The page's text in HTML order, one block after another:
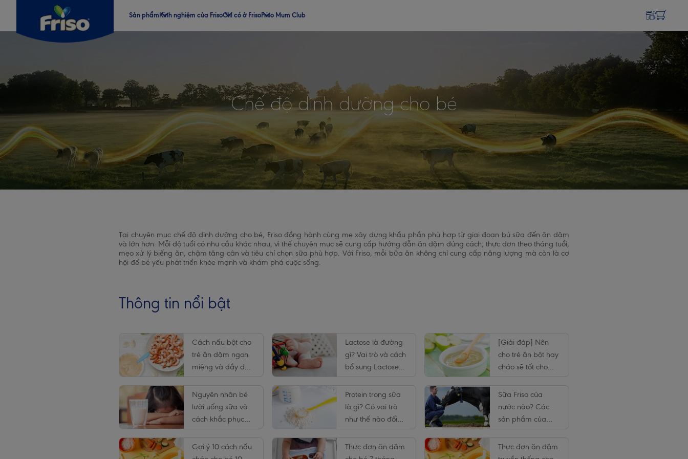
Sản phẩm
®
®
Kinh nghiệm của FrisoChỉ có ở FrisoFriso Mum Club
Chế độ dinh dưỡng cho bé
Tại chuyên mục chế độ dinh dưỡng cho bé, Friso đồng hành cùng mẹ xây dựng khẩu phần phù hợp từ giai đoạn bú sữa đến ăn dặm
và lớn hơn. Mỗi độ tuổi có nhu cầu khác nhau, vì thế chuyên mục sẽ cung cấp hướng dẫn ăn dặm đúng cách, thực đơn theo tháng tuổi,
mẹo xử lý biếng ăn, chậm tăng cân và tiêu chí chọn sữa phù hợp. Với Friso, mỗi bữa ăn không chỉ cung cấp năng lượng mà còn là cơ
hội để bé yêu phát triển khỏe mạnh và khám phá cuộc sống.
Thông tin nổi bật
Cách nấu bột cho
trẻ ăn dặm ngon
miệng và đầy đủ
Lactose là đường
gì? Vai trò và cách
bổ sung Lactose
[Giải đáp] Nên
cho trẻ ăn bột hay
cháo sẽ tốt cho
Nguyên nhân bé
lười uống sữa và
cách khắc phục
Protein trong sữa
là gì? Có vai trò
như thế nào đối
Sữa Friso của
nước nào? Các
sản phẩm của
Gợi ý 10 cách nấu
Thực đơn ăn dặm
Thực đơn ăn dặm